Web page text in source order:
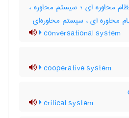
محاوره ای ؛ سیستم محاوره ،
محاوره ای ، سیستم محاوره‌ای
conversational system
cooperative system
critical system